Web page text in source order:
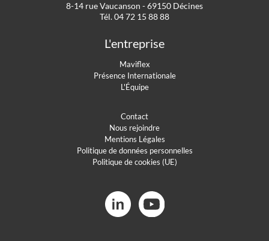
8-14 rue Vaucanson - 69150 Décines
Tél. 04 72 15 88 88
L'entreprise
Maviflex
Présence Internationale
L'Équipe
Contact
Nous rejoindre
Mentions Légales
Politique de données personnelles
Politique de cookies (UE)